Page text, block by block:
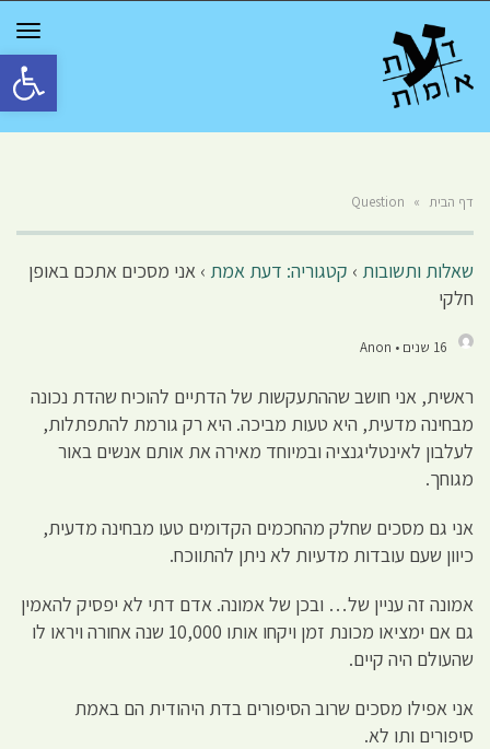
פתח
דף הבית »
Question
שאלות ותשובות › קטגוריה: דעת אמת › אני מסכים אתכם באופן
חלקי
16 שנים • Anon
ראשית, אני חושב שההתעקשות של הדתיים להוכיח שהדת נכונה
מבחינה מדעית, היא טעות מביכה. היא רק גורמת להתפתלות,
לעלבון לאינטליגנציה ובמיוחד מאירה את אותם אנשים באור
מגוחך.
אני גם מסכים שחלק מהחכמים הקדומים טעו מבחינה מדעית,
כיוון שעם עובדות מדעיות לא ניתן להתווכח.
אמונה זה עניין של… ובכן של אמונה. אדם דתי לא יפסיק להאמין
גם אם ימציאו מכונת זמן ויקחו אותו 10,000 שנה אחורה ויראו לו
שהעולם היה קיים.
אני אפילו מסכים שרוב הסיפורים בדת היהודית הם באמת
סיפורים ותו לא.